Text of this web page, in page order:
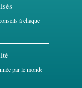
à chaque
par le monde